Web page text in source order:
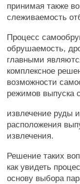
принимая также
слеживаемость
Процесс
обрушаемость,
главными
комплексное
возможности
режимов выпуска
извлечение руды
расположения
извлечения.
Решение таких
как увидеть
основу выбора